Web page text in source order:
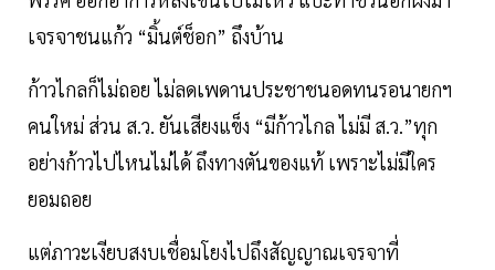
เจรจาชนแก้ว “มิ้นต์ช็อก” ถึงบ้าน
ก้าวไกลก็ไม่ถอย ไม่ลดเพดานประชาชนอดทนรอนายกฯ
คนใหม่ ส่วน ส.ว. ยันเสียงแข็ง “มีก้าวไกล ไม่มี ส.ว.”ทุก
อย่างก้าวไปไหนไม่ได้ ถึงทางตันของแท้ เพราะไม่มีใคร
ยอมถอย
แต่ภาวะเงียบสงบเชื่อมโยงไปถึงสัญญาณเจรจาที่